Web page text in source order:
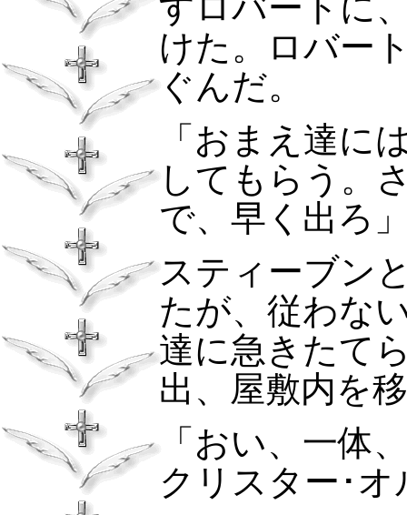
けた。ロバー
ぐんだ。
「おまえ達に
してもらう。
で、早く出ろ
スティーブン
たが、従わな
達に急きたて
出、屋敷内を
「おい、一体
クリスター･